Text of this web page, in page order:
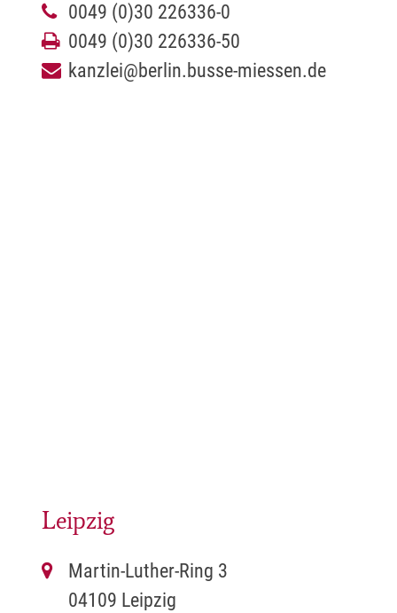
0049 (0)30 226336-0
0049 (0)30 226336-50
kanzlei@berlin.busse-miessen.de
Leipzig
Martin-Luther-Ring 3
04109 Leipzig